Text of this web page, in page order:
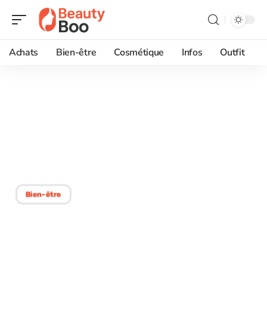
Achats Bien-être Cosmétique Infos Outfit
Bien-être